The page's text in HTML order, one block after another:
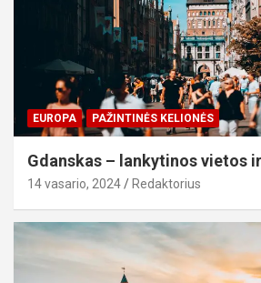
EUROPA PAŽINTINĖS KELIONĖS
Gdanskas – lankytinos vietos
14 vasario, 2024 Redaktorius